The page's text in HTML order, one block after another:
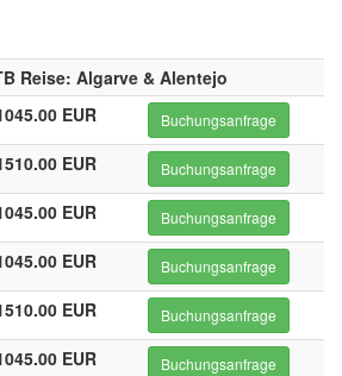
Reise: Algarve & Alentejo
EUR Buchungsanfrage
EUR Buchungsanfrage
EUR Buchungsanfrage
EUR Buchungsanfrage
EUR Buchungsanfrage
EUR Buchungsanfrage